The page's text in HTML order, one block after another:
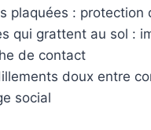
plaquées :
qui grattent au sol :
de contact
doux entre
social